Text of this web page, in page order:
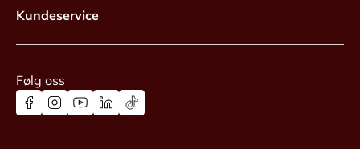
Kundeservice
Følg oss